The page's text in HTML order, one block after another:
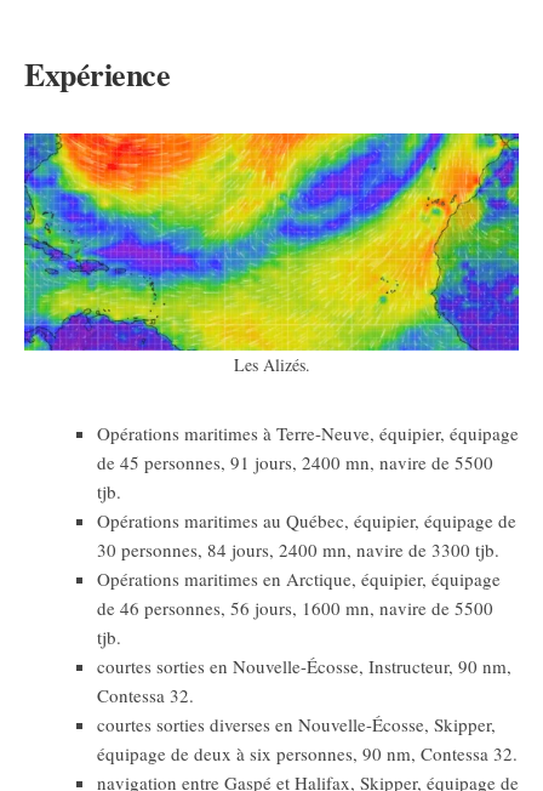
Expérience
Les Alizés.
Opérations maritimes à Terre-Neuve, équipier, équipage
de 45 personnes, 91 jours, 2400 mn, navire de 5500
tjb.
Opérations maritimes au Québec, équipier, équipage de
30 personnes, 84 jours, 2400 mn, navire de 3300 tjb.
Opérations maritimes en Arctique, équipier, équipage
de 46 personnes, 56 jours, 1600 mn, navire de 5500
tjb.
courtes sorties en Nouvelle-Écosse, Instructeur, 90 nm,
Contessa 32.
courtes sorties diverses en Nouvelle-Écosse, Skipper,
équipage de deux à six personnes, 90 nm, Contessa 32.
navigation entre Gaspé et Halifax, Skipper, équipage de